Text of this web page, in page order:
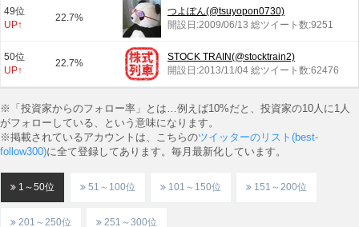
49位
UP↑
22.7%
つよぽん(@tsuyopon0730)
開設日:2009/06/13 総ツイート数:9251
50位
UP↑
22.7%
STOCK TRAIN(@stocktrain2)
開設日:2013/11/04 総ツイート数:62476
※「投資家からのフォロー率」とは…例えば10%だと、投資家の10人に1人
がフォローしている、という意味になります。
※掲載されているアカウントは、こちらのツイッターのリスト(best-
follow300)に全て登録してあります。毎月最新化しています。
1～50位 51～100位 101～150位 151～200位
201～250位 251～300位